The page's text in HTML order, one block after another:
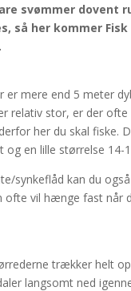
svømmer dovent
så her kommer Fisk
er mere end 5 meter
relativ stor, er der
her du skal fiske.
og en lille størrelse 14-
synkeflåd kan du
ofte vil hænge fast når
trækker helt
langsomt ned